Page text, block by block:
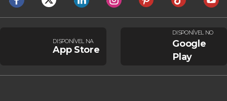
DISPONÍVEL NA
App Store
DISPONÍVEL NO
Google
Play